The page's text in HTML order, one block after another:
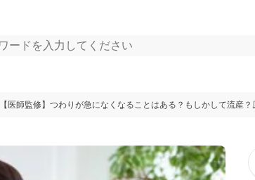
【医師監修】つわりが急になくなることはある？もしかして流産